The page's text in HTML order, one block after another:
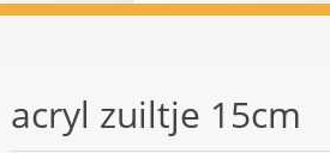
acryl zuiltje 15cm